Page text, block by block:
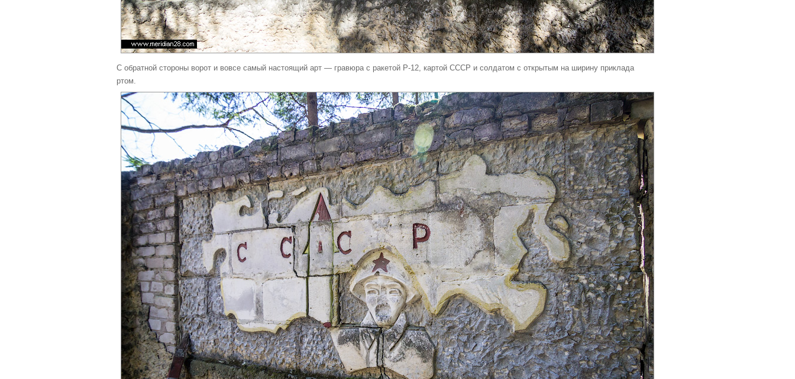
С обратной стороны ворот и вовсе самый настоящий арт — гравюра с ракетой Р-12, картой СССР и солдатом с открытым на ширину приклада
ртом.